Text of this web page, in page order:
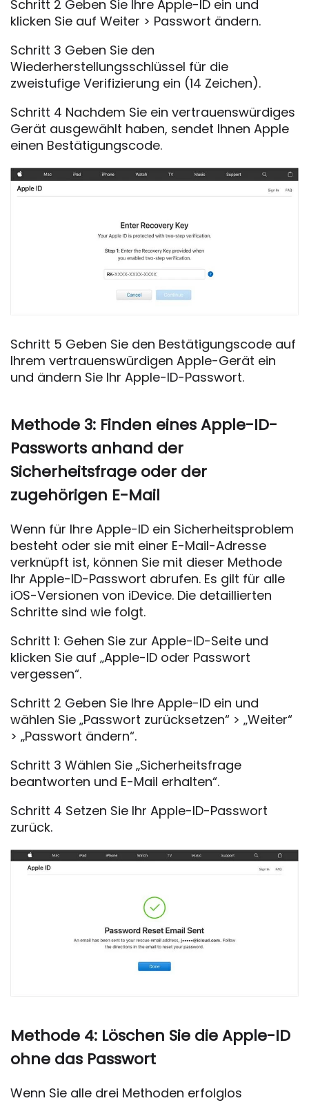
Schritt 2 Geben Sie Ihre Apple-ID ein und
klicken Sie auf Weiter > Passwort ändern.
Schritt 3 Geben Sie den
Wiederherstellungsschlüssel für die
zweistufige Verifizierung ein (14 Zeichen).
Schritt 4 Nachdem Sie ein vertrauenswürdiges
Gerät ausgewählt haben, sendet Ihnen Apple
einen Bestätigungscode.
Schritt 5 Geben Sie den Bestätigungscode auf
Ihrem vertrauenswürdigen Apple-Gerät ein
und ändern Sie Ihr Apple-ID-Passwort.
Methode 3: Finden eines Apple-ID-
Passworts anhand der
Sicherheitsfrage oder der
zugehörigen E-Mail
Wenn für Ihre Apple-ID ein Sicherheitsproblem
besteht oder sie mit einer E-Mail-Adresse
verknüpft ist, können Sie mit dieser Methode
Ihr Apple-ID-Passwort abrufen. Es gilt für alle
iOS-Versionen von iDevice. Die detaillierten
Schritte sind wie folgt.
Schritt 1: Gehen Sie zur Apple-ID-Seite und
klicken Sie auf „Apple-ID oder Passwort
vergessen“.
Schritt 2 Geben Sie Ihre Apple-ID ein und
wählen Sie „Passwort zurücksetzen“ > „Weiter“
> „Passwort ändern“.
Schritt 3 Wählen Sie „Sicherheitsfrage
beantworten und E-Mail erhalten“.
Schritt 4 Setzen Sie Ihr Apple-ID-Passwort
zurück.
Methode 4: Löschen Sie die Apple-ID
ohne das Passwort
Wenn Sie alle drei Methoden erfolglos